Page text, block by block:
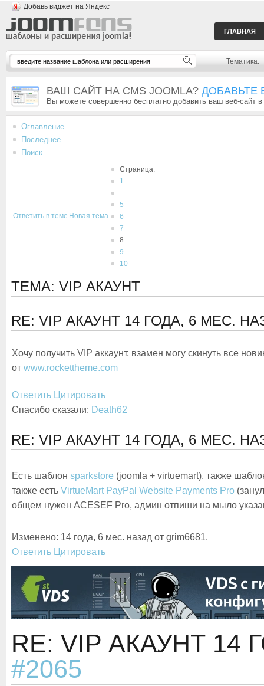
Добавь виджет на Яндекс
ГЛАВНАЯ
Тематика:
ВАШ САЙТ НА CMS JOOMLA? ДОБАВЬТЕ
Вы можете совершенно бесплатно добавить ваш веб-сайт
Оглавление
Последнее
Поиск
Ответить в теме Новая тема
Страница:
1
...
5
6
7
8
9
10
ТЕМА: VIP АКАУНТ
RE: VIP АКАУНТ 14 ГОДА, 6 МЕС.
Хочу получить VIP аккаунт, взамен могу скинуть все
от www.rockettheme.com
Ответить Цитировать
Спасибо сказали: Death62
RE: VIP АКАУНТ 14 ГОДА, 6 МЕС.
Есть шаблон sparkstore (joomla + virtuemart), также
также есть VirtueMart PayPal Website Payments Pro
общем нужен ACESEF Pro, админ отпиши на мыло
Изменено: 14 года, 6 мес. назад от grim6681.
Ответить Цитировать
RE: VIP АКАУНТ 14
#2065